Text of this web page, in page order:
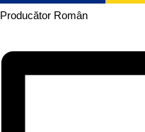
Producător Român